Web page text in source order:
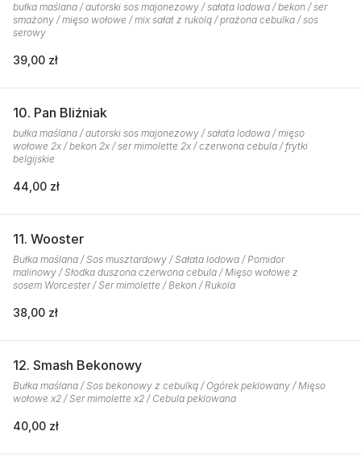
bułka maślana / autorski sos majonezowy / sałata lodowa / bekon / ser
smażony / mięso wołowe / mix sałat z rukolą / prażona cebulka / sos
serowy
39,00 zł
10. Pan Bliźniak
bułka maślana / autorski sos majonezowy / sałata lodowa / mięso
wołowe 2x / bekon 2x / ser mimolette 2x / czerwona cebula / frytki
belgijskie
44,00 zł
11. Wooster
Bułka maślana / Sos musztardowy / Sałata lodowa / Pomidor
malinowy / Słodka duszona czerwona cebula / Mięso wołowe z
sosem Worcester / Ser mimolette / Bekon / Rukola
38,00 zł
12. Smash Bekonowy
Bułka maślana / Sos bekonowy z cebulką / Ogórek peklowany / Mięso
wołowe x2 / Ser mimolette x2 / Cebula peklowana
40,00 zł